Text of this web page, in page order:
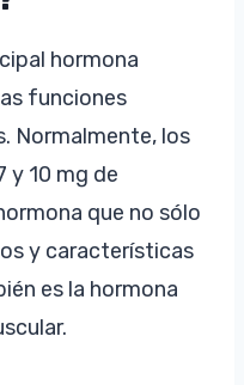
hormona
funciones
Normalmente, los
y 10 mg de
que no sólo
y características
es la hormona